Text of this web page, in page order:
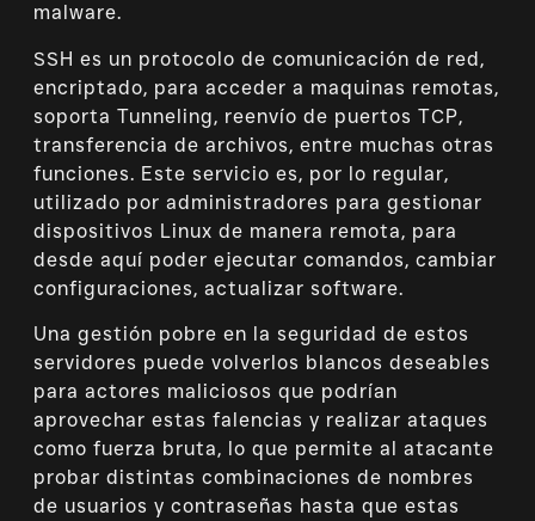
malware.
SSH es un protocolo de comunicación de red,
encriptado, para acceder a maquinas remotas,
soporta Tunneling, reenvío de puertos TCP,
transferencia de archivos, entre muchas otras
funciones. Este servicio es, por lo regular,
utilizado por administradores para gestionar
dispositivos Linux de manera remota, para
desde aquí poder ejecutar comandos, cambiar
configuraciones, actualizar software.
Una gestión pobre en la seguridad de estos
servidores puede volverlos blancos deseables
para actores maliciosos que podrían
aprovechar estas falencias y realizar ataques
como fuerza bruta, lo que permite al atacante
probar distintas combinaciones de nombres
de usuarios y contraseñas hasta que estas